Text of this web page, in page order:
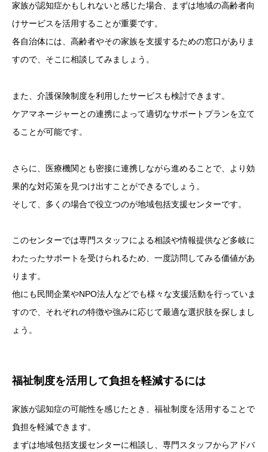
家族が認知症かもしれないと感じた場合、まずは地域の高齢者向
けサービスを活用することが重要です。
各自治体には、高齢者やその家族を支援するための窓口がありま
すので、そこに相談してみましょう。
また、介護保険制度を利用したサービスも検討できます。
ケアマネージャーとの連携によって適切なサポートプランを立て
ることが可能です。
さらに、医療機関とも密接に連携しながら進めることで、より効
果的な対応策を見つけ出すことができるでしょう。
そして、多くの場合で役立つのが地域包括支援センターです。
このセンターでは専門スタッフによる相談や情報提供など多岐に
わたったサポートを受けられるため、一度訪問してみる価値があ
ります。
他にも民間企業やNPO法人などでも様々な支援活動を行っていま
すので、それぞれの特徴や強みに応じて最適な選択肢を探しまし
ょう。
福祉制度を活用して負担を軽減するには
家族が認知症の可能性を感じたとき、福祉制度を活用することで
負担を軽減できます。
まずは地域包括支援センターに相談し、専門スタッフからアドバ